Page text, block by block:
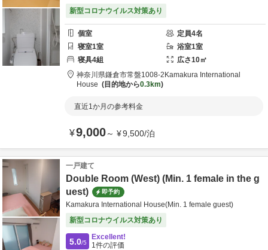
新型コロナウイルス対策あり
個室 定員4名
寝室1室 浴室1室
寝具4組 広さ10㎡
神奈川県鎌倉市常盤1008-2 Kamakura International
House
目的地から0.3km
直近1か月の参考料金
¥9,000～ ¥9,500/泊
一戸建て
Double Room (West) (Min. 1 female in the g
uest)
即予約
Kamakura International House(Min. 1 female guest)
新型コロナウイルス対策あり
5.0/5
Excellent!
1件の評価